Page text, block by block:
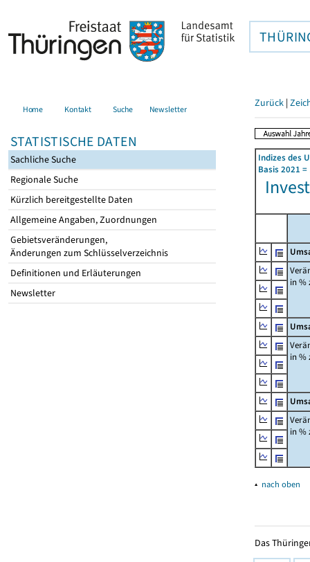
Home Kontakt Suche Newsletter
STATISTISCHE DATEN
Sachliche Suche
Regionale Suche
Kürzlich bereitgestellte Daten
Allgemeine Angaben, Zuordnungen
Gebietsveränderungen,
Änderungen zum Schlüsselverzeichnis
Definitionen und Erläuterungen
Newsletter
Zurück |
Indizes des
Basis 2021
in %
in %
in %
▴ nach oben
Das